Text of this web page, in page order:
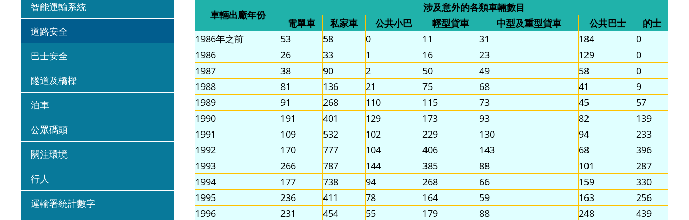
智能運輸系統
道路安全
巴士安全
隧道及橋樑
泊車
公眾碼頭
關注環境
行人
運輸署統計數字
車輛出廠年份
涉及意外的各類車輛數目
電單車
私家車 公共小巴 輕型貨車 中型及重型貨車 公共巴士
的士
1986年之前
53 58 0 11 31 184
0
1986
26 33 1 16 23 129
0
1987
38 90 2 50 49 58
0
1988
81 136 21 75 68 41
9
1989
91 268 110 115 73 45
57
1990
191 401 129 173 93 82
139
1991
109 532 102 229 130 94
233
1992
170 777 104 406 143 68
396
1993
266 787 144 385 88 101
287
1994
177 738 94 268 66 159
330
1995
236 411 78 164 59 163
256
1996
231 454 55 179 88 248
439